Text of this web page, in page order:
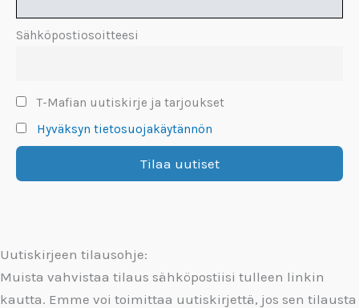
Sähköpostiosoitteesi
T-Mafian uutiskirje ja tarjoukset
Hyväksyn tietosuojakäytännön
Uutiskirjeen tilausohje:
Muista vahvistaa tilaus sähköpostiisi tulleen linkin
kautta. Emme voi toimittaa uutiskirjettä, jos sen tilausta